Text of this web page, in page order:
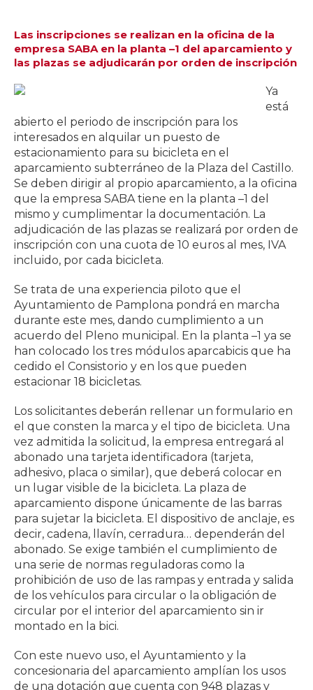
Las inscripciones se realizan en la oficina de la
empresa SABA en la planta –1 del aparcamiento y
las plazas se adjudicarán por orden de inscripción
Ya
está
abierto el periodo de inscripción para los
interesados en alquilar un puesto de
estacionamiento para su bicicleta en el
aparcamiento subterráneo de la Plaza del Castillo.
Se deben dirigir al propio aparcamiento, a la oficina
que la empresa SABA tiene en la planta –1 del
mismo y cumplimentar la documentación. La
adjudicación de las plazas se realizará por orden de
inscripción con una cuota de 10 euros al mes, IVA
incluido, por cada bicicleta.
Se trata de una experiencia piloto que el
Ayuntamiento de Pamplona pondrá en marcha
durante este mes, dando cumplimiento a un
acuerdo del Pleno municipal. En la planta –1 ya se
han colocado los tres módulos aparcabicis que ha
cedido el Consistorio y en los que pueden
estacionar 18 bicicletas.
Los solicitantes deberán rellenar un formulario en
el que consten la marca y el tipo de bicicleta. Una
vez admitida la solicitud, la empresa entregará al
abonado una tarjeta identificadora (tarjeta,
adhesivo, placa o similar), que deberá colocar en
un lugar visible de la bicicleta. La plaza de
aparcamiento dispone únicamente de las barras
para sujetar la bicicleta. El dispositivo de anclaje, es
decir, cadena, llavín, cerradura… dependerán del
abonado. Se exige también el cumplimiento de
una serie de normas reguladoras como la
prohibición de uso de las rampas y entrada y salida
de los vehículos para circular o la obligación de
circular por el interior del aparcamiento sin ir
montado en la bici.
Con este nuevo uso, el Ayuntamiento y la
concesionaria del aparcamiento amplían los usos
de una dotación que cuenta con 948 plazas y